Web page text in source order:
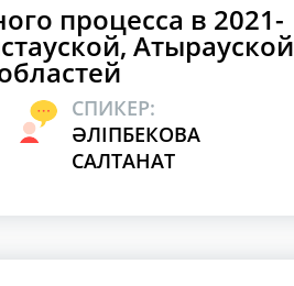
процесса в 2021-
Атырауской
СПИКЕР:
ӘЛІПБЕКОВА
САЛТАНАТ